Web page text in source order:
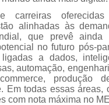
carreiras
alinhadas às
que prevê
no futuro pós-
a dados,
automação,
produção
Em todas essas áreas,
com nota máxima no